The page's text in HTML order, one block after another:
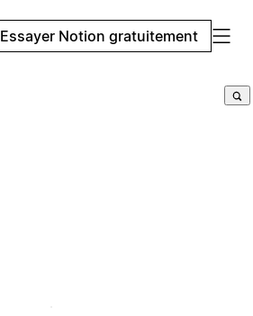
Essayer Notion gratuitement